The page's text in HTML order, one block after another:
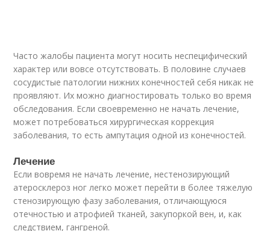
Часто жалобы пациента могут носить неспецифический
характер или вовсе отсутствовать. В половине случаев
сосудистые патологии нижних конечностей себя никак не
проявляют. Их можно диагностировать только во время
обследования. Если своевременно не начать лечение,
может потребоваться хирургическая коррекция
заболевания, то есть ампутация одной из конечностей.
Лечение
Если вовремя не начать лечение, нестенозирующий
атеросклероз ног легко может перейти в более тяжелую
стенозирующую фазу заболевания, отличающуюся
отечностью и атрофией тканей, закупоркой вен, и, как
следствием, гангреной.